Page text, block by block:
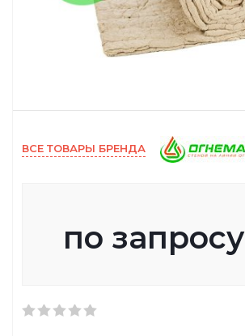
ВСЕ ТОВАРЫ БРЕНДА
по запросу